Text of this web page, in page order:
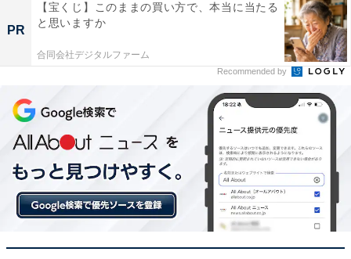
PR
【宝くじ】このままの買い方で、本当に当たる
と思いますか
合同会社デジタルファーム
Recommended by